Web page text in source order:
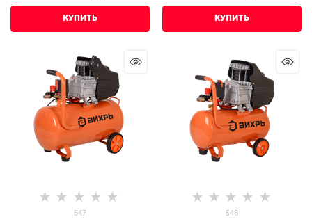
КУПИТЬ КУПИТЬ
547 548